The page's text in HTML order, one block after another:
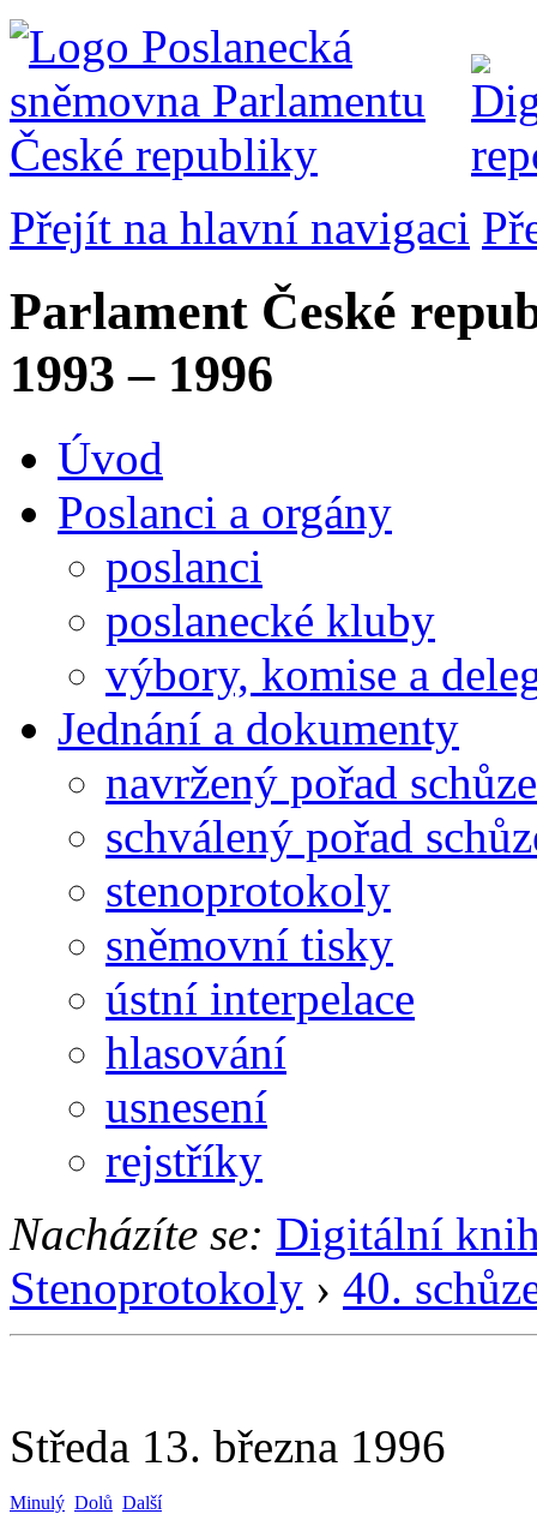
Přejít na hlavní navigaci
Parlament České
1993 – 1996
Úvod
Poslanci a orgány
poslanci
poslanecké kluby
výbory, komise a
Jednání a dokumenty
navržený pořad schůze
schválený pořad
stenoprotokoly
sněmovní tisky
ústní interpelace
hlasování
usnesení
rejstříky
Nacházíte se: Digitální
Stenoprotokoly › 40.
Středa 13. března 1996
Minulý Dolů Další